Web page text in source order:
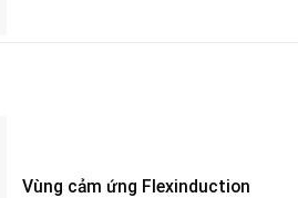
Vùng cảm ứng Flexinduction